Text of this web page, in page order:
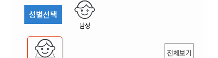
성별선택
남성
전체보기